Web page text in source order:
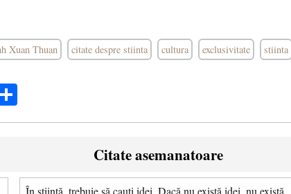
Xuan Thuan citate despre stiinta cultura exclusivitate stiinta
Citate asemanatoare